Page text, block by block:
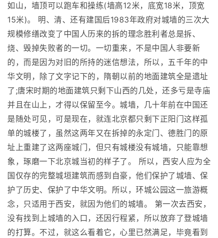
如山，墙顶可以跑车和操练(墙高12米，底宽18米，顶宽
15米)。 明、清、还有建国后1983年政府对城墙的三次大
规模修缮改变了中国人历来的拆的理念胜利者总是拆、
烧、毁掉失败者的一切。一切重来，不是中国人非要新
的，而是因为对旧的所持的迷信想法，所以，五千年的中
华文明，除了文字记下的，隋朝以前的地面建筑全是遗址
了;唐宋时期的地面建筑只剩下山西的几处，还多亏是寺庙
并且在山上，才得以保留至今。城墙，几十年前在中国还
是随处可见，可是现在，就连北京都只剩下正阳门这样孤
单的城楼了，虽然这两年又在拆掉的永定门、德胜门的原
址上重建了这两座城门，但只有城楼没有城墙，只能靠想
象，琢磨一下北京城当初的样子了。 所以，西安人应为全
国仅存的完整城垣建筑而感到自豪，他们保护了城墙、保
护了历史、保护了中华文明。所以，环城公园这一旅游概
念，只适用于西安，就因为他们的城墙。 第一次去西安，
没有找到上城墙的入口，还因行程紧，所以放弃了登城墙
的打算。不过，就这么看着它，心里已然满足，毕竟看到